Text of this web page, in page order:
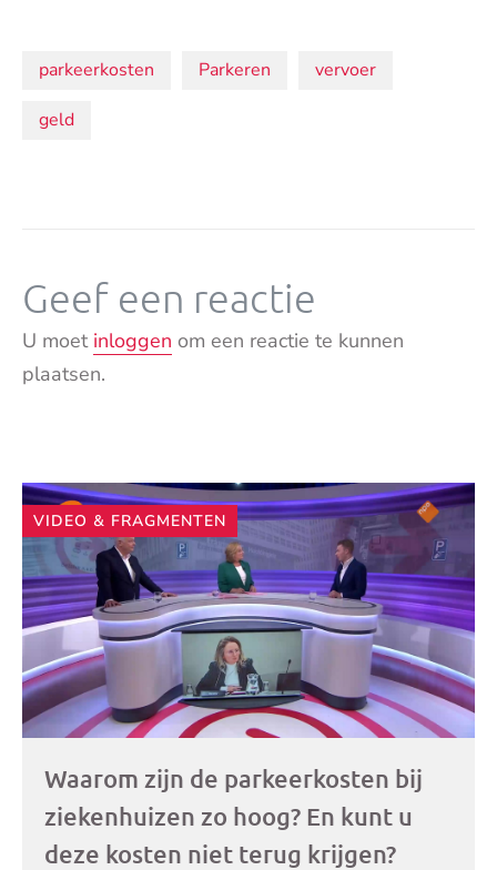
Onderwerpen:
parkeerkosten Parkeren vervoer
geld
Geef een reactie
U moet inloggen om een reactie te kunnen
plaatsen.
Andere
artikelen
VIDEO & FRAGMENTEN
Waarom zijn de parkeerkosten bij
ziekenhuizen zo hoog? En kunt u
deze kosten niet terug krijgen?